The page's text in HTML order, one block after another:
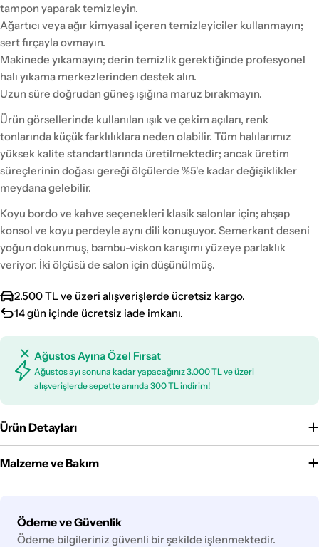
tampon yaparak temizleyin.
Ağartıcı veya ağır kimyasal içeren temizleyiciler kullanmayın;
sert fırçayla ovmayın.
Makinede yıkamayın; derin temizlik gerektiğinde profesyonel
halı yıkama merkezlerinden destek alın.
Uzun süre doğrudan güneş ışığına maruz bırakmayın.
Ürün görsellerinde kullanılan ışık ve çekim açıları, renk
tonlarında küçük farklılıklara neden olabilir. Tüm halılarımız
yüksek kalite standartlarında üretilmektedir; ancak üretim
süreçlerinin doğası gereği ölçülerde %5'e kadar değişiklikler
meydana gelebilir.
Koyu bordo ve kahve seçenekleri klasik salonlar için; ahşap
konsol ve koyu perdeyle aynı dili konuşuyor. Semerkant deseni
yoğun dokunmuş, bambu-viskon karışımı yüzeye parlaklık
veriyor. İki ölçüsü de salon için düşünülmüş.
2.500 TL ve üzeri alışverişlerde ücretsiz kargo.
14 gün içinde ücretsiz iade imkanı.
Ağustos Ayına Özel Fırsat
Ağustos ayı sonuna kadar yapacağınız 3.000 TL ve üzeri
alışverişlerde sepette anında 300 TL indirim!
Ürün Detayları
Malzeme ve Bakım
Ödeme ve Güvenlik
Ödeme
yöntemleri
Ödeme bilgileriniz güvenli bir şekilde işlenmektedir.